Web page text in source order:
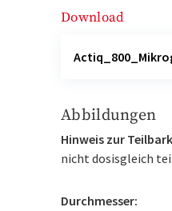
Download
Abbildungen
Hinweis zur
nicht dosisgleich
Durchmesser: